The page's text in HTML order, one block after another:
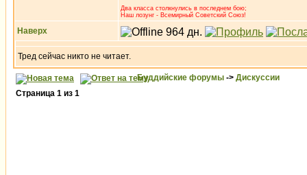
Два класса столкнулись в последнем бою;
Наш лозунг - Всемирный Советский Союз!
Наверх
Тред сейчас никто не читает.
Буддийские форумы -> Дискуссии
Страница 1 из 1